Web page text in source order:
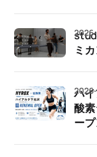
ミ
ハ
酸
ー